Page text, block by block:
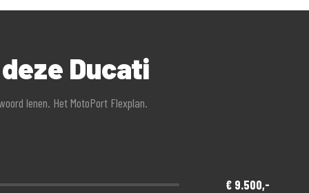
vanuit-buitenland
zo accuraat en actueel mogelijk weer te geven.
de verstrekte informatie in de advertentie.
Ducati
lenen. Het MotoPort Flexplan.
€ 9.500,-